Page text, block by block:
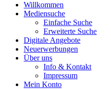
Willkommen
Mediensuche
Einfache Suche
Erweiterte Suche
Digitale Angebote
Neuerwerbungen
Über uns
Info & Kontakt
Impressum
Mein Konto